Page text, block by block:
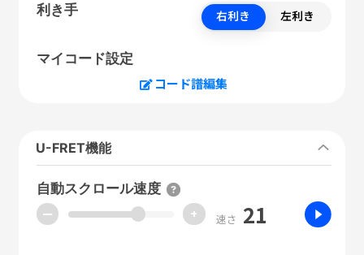
利き手 右利き 左利き
マイコード設定
コード譜編集
U-FRET機能
自動スクロール速度
ー + 速さ 21